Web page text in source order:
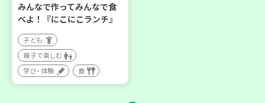
みんなで作ってみんなで食
べよ！『にこにこランチ』
子ども
親子で楽しむ
学び・体験
食